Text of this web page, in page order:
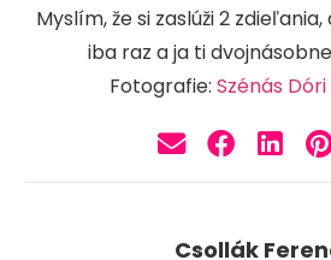
Myslím, že si zaslúži 2
iba raz a ja ti
Fotografie: Szénás
Csollák